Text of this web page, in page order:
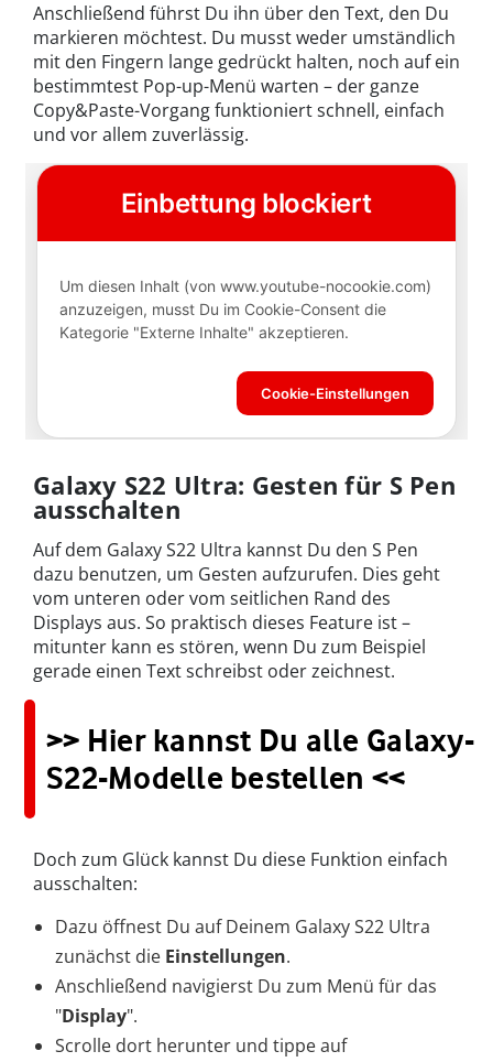
Anschließend führst Du ihn über den Text, den Du
markieren möchtest. Du musst weder umständlich
mit den Fingern lange gedrückt halten, noch auf ein
bestimmtest Pop-up-Menü warten – der ganze
Copy&Paste-Vorgang funktioniert schnell, einfach
und vor allem zuverlässig.
Galaxy S22 Ultra: Gesten für S Pen
ausschalten
Auf dem Galaxy S22 Ultra kannst Du den S Pen
dazu benutzen, um Gesten aufzurufen. Dies geht
vom unteren oder vom seitlichen Rand des
Displays aus. So praktisch dieses Feature ist –
mitunter kann es stören, wenn Du zum Beispiel
gerade einen Text schreibst oder zeichnest.
>> Hier kannst Du alle Galaxy-
S22-Modelle bestellen <<
Doch zum Glück kannst Du diese Funktion einfach
ausschalten:
Dazu öffnest Du auf Deinem Galaxy S22 Ultra
zunächst die Einstellungen.
Anschließend navigierst Du zum Menü für das
"Display".
Scrolle dort herunter und tippe auf